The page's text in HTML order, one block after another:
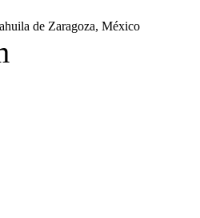
de Zaragoza, México